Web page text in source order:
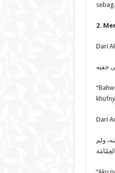
2.
Dari
خفيه
Dari
ولم